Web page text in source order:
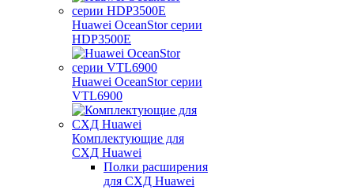
Huawei OceanStor серии
HDP3500E
Huawei OceanStor серии
VTL6900
Комплектующие для
СХД Huawei
Полки расширения
для СХД Huawei